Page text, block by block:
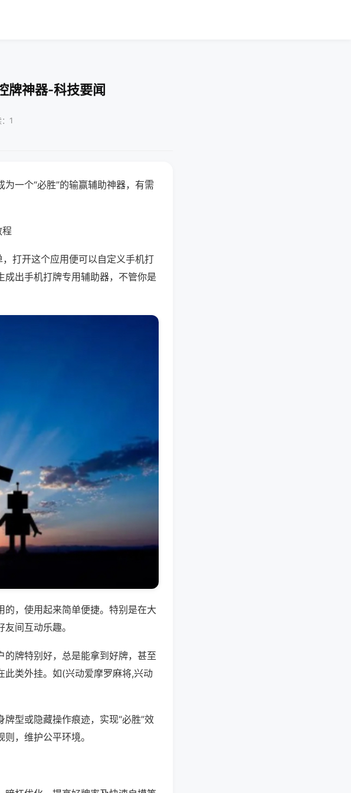
牌神器-科技要闻
1
一个“必胜”的输赢辅助神器，有需
打开这个应用便可以自定义手机打
出手机打牌专用辅助器，不管你是
，使用起来简单便捷。特别是在大
间互动乐趣。
牌特别好，总是能拿到好牌，甚至
类外挂。如(兴动爱摩罗麻将,兴动
型或隐藏操作痕迹，实现“必胜”效
，维护公平环境。